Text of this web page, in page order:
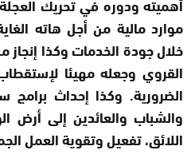
موارد مالية من أجل هاته
خلال جودة الخدمات وكذا
القروي وجعله مهيئا
الضرورية. وكذا إحداث برامج
والشباب والعائدين إلى أرض
اللائق، تفعيل وتقوية العمل